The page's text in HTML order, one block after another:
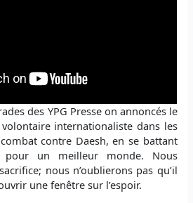
des YPG Presse on annoncés le
volontaire internationaliste dans les
contre Daesh, en se battant
pour un meilleur monde. Nous
nous n’oublierons pas qu’il
une fenêtre sur l’espoir.